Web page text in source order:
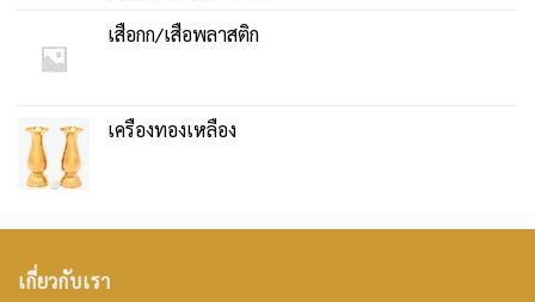
เสื่อกก/เสื่อพลาสติก
เครื่องทองเหลือง
เกี่ยวกับเรา